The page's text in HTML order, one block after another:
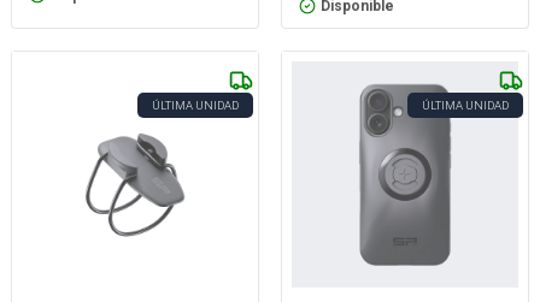
Disponible
ÚLTIMA UNIDAD ÚLTIMA UNIDAD